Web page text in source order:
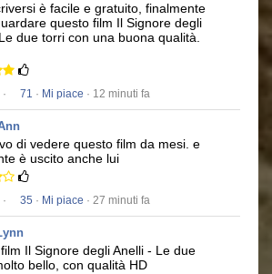
è facile e gratuito, finalmente
questo film Il Signore degli
due torri con una buona qualità.
· 71 · Mi piace · 12 minuti fa
di vedere questo film da mesi. e
è uscito anche lui
· 35 · Mi piace · 27 minuti fa
Il Signore degli Anelli - Le due
bello, con qualità HD